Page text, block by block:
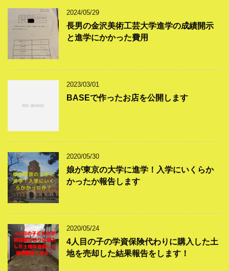
2024/05/29
長男の金沢美術工芸大学進学の成績開示
と進学にかかった費用
2023/03/01
BASEで作ったお店を公開します
2020/05/30
娘が東京の大学に進学！入学にいくらか
かったか報告します
2020/05/24
4人目の子の学資保険代わりに購入した土
地を売却した結果報告をします！